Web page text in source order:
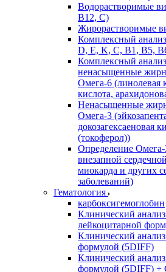
Водорастворимые
В12, С)
Жирорастворимые
Комплексный
D, E, K, C, B1, B5,
Комплексный
ненасыщенные
Омега-6 (линолевая
кислота,
Ненасыщенные
Омега-3
докозагексаеновая
(токоферол))
Определение Омега-
внезапной
миокарда и других
заболеваний)
Гематология
карбоксигемоглобин
Клинический
лейкоцитарной
Клинический
формулой (5DIFF)
Клинический
формулой (5DIFF)